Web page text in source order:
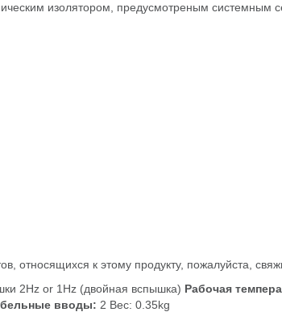
изолятором, предусмотреным системным
относящихся к этому продукту, пожалуйста,
2Hz or 1Hz (двойная вспышка) Рабочая
вводы: 2 Вес: 0.35kg